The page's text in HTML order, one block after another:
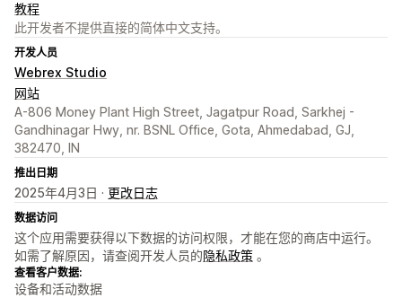
教程
此开发者不提供直接的简体中文支持。
开发人员
Webrex Studio
网站
A-806 Money Plant High Street, Jagatpur Road, Sarkhej -
Gandhinagar Hwy, nr. BSNL Office, Gota, Ahmedabad, GJ,
382470, IN
推出日期
2025年4月3日 · 更改日志
数据访问
这个应用需要获得以下数据的访问权限，才能在您的商店中运行。
如需了解原因，请查阅开发人员的隐私政策 。
查看客户数据:
设备和活动数据